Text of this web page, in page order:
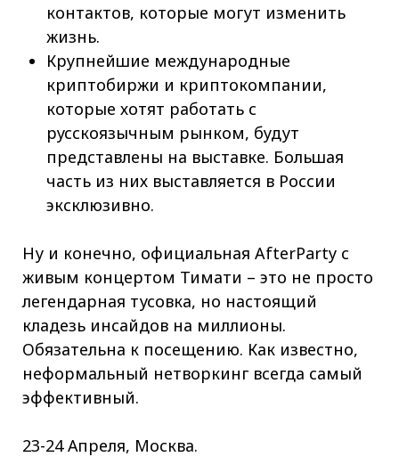
контактов, которые могут изменить
жизнь.
Крупнейшие международные
криптобиржи и криптокомпании,
которые хотят работать с
русскоязычным рынком, будут
представлены на выставке. Большая
часть из них выставляется в России
эксклюзивно.
Ну и конечно, официальная AfterParty с
живым концертом Тимати – это не просто
легендарная тусовка, но настоящий
кладезь инсайдов на миллионы.
Обязательна к посещению. Как известно,
неформальный нетворкинг всегда самый
эффективный.
23-24 Апреля, Москва.